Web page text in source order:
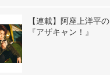
【連載】阿座上洋平の
『アザキャン！』